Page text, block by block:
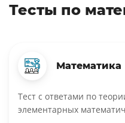
Тесты по
Математика
Тест с ответами по
элементарных